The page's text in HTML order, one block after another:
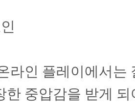
라인 플레이에서는
한 중압감을 받게